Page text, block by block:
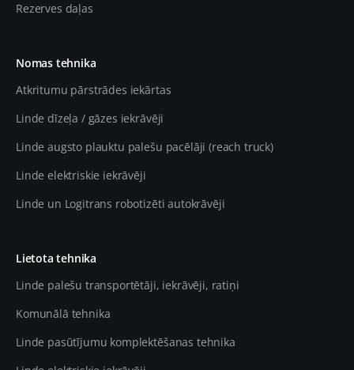
Rezerves daļas
Nomas tehnika
Atkritumu pārstrādes iekārtas
Linde dīzeļa / gāzes iekrāvēji
Linde augsto plauktu palešu pacēlāji (reach truck)
Linde elektriskie iekrāvēji
Linde un Logitrans robotizēti autokrāvēji
Lietota tehnika
Linde palešu transportētāji, iekrāvēji, ratiņi
Komunālā tehnika
Linde pasūtījumu komplektēšanas tehnika